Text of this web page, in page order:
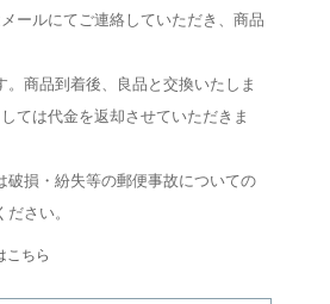
ールにてご連絡していただき、商品
商品到着後、良品と交換いたしま
ては代金を返却させていただきま
損・紛失等の郵便事故についての
さい。
こちら